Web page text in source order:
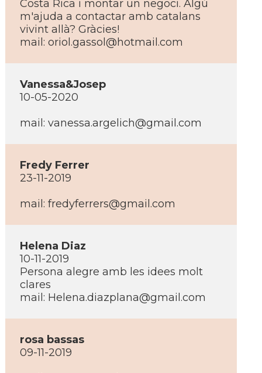
Costa Rica i montar un negoci. Algú
m'ajuda a contactar amb catalans
vivint allà? Gràcies!
mail: oriol.gassol@hotmail.com
Vanessa&Josep
10-05-2020
mail: vanessa.argelich@gmail.com
Fredy Ferrer
23-11-2019
mail: fredyferrers@gmail.com
Helena Diaz
10-11-2019
Persona alegre amb les idees molt
clares
mail: Helena.diazplana@gmail.com
rosa bassas
09-11-2019